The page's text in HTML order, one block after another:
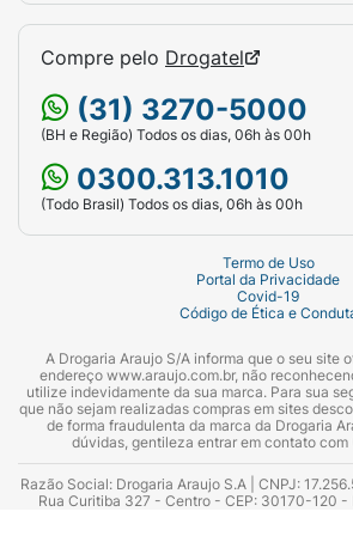
Opção 2: Pare a cartela atual,
de até 7 dias (incluindo o dia
o comprimido) e comece uma
preferir manter o mesmo dia da
início da cartela, a pausa pode
dias.
Mais de uma drágea esquecida
Se você esquecer mais de um
mesma cartela, entre em contato
médico. Isso porque quanto mais
eficácia do anticoncepcional.
Se o sangramento de pausa
menstruação) não ocorrer
7 dias, há possibilidade de
consulte seu médico antes de
Compre pelo Drogatel
(31) 3270-5000
(BH e Região) Todos os dias, 06h às 00h
0300.313.1010
(Todo Brasil) Todos os dias, 06h às 00h
Termo de Uso
Portal da Privacidade
Covid-19
Código de Ética e
A Drogaria Araujo S/A informa que o seu site
endereço www.araujo.com.br, não
utilize indevidamente da sua marca. Para sua
que não sejam realizadas compras em sites
de forma fraudulenta da marca da Drogaria
dúvidas, gentileza entrar em contato
Razão Social: Drogaria Araujo S.A | CNPJ:
Rua Curitiba 327 - Centro - CEP: 30170-120 -